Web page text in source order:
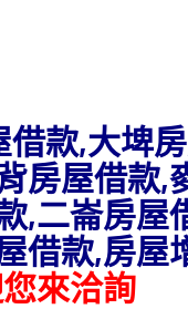
款,大埤
房屋借款,
,二崙房屋
借款,房屋
來洽詢